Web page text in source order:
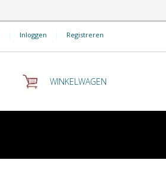
| Inloggen | Registreren
WINKELWAGEN